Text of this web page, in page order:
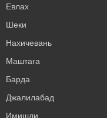
Евлах
Шеки
Нахичевань
Маштага
Барда
Джалилабад
Имишли